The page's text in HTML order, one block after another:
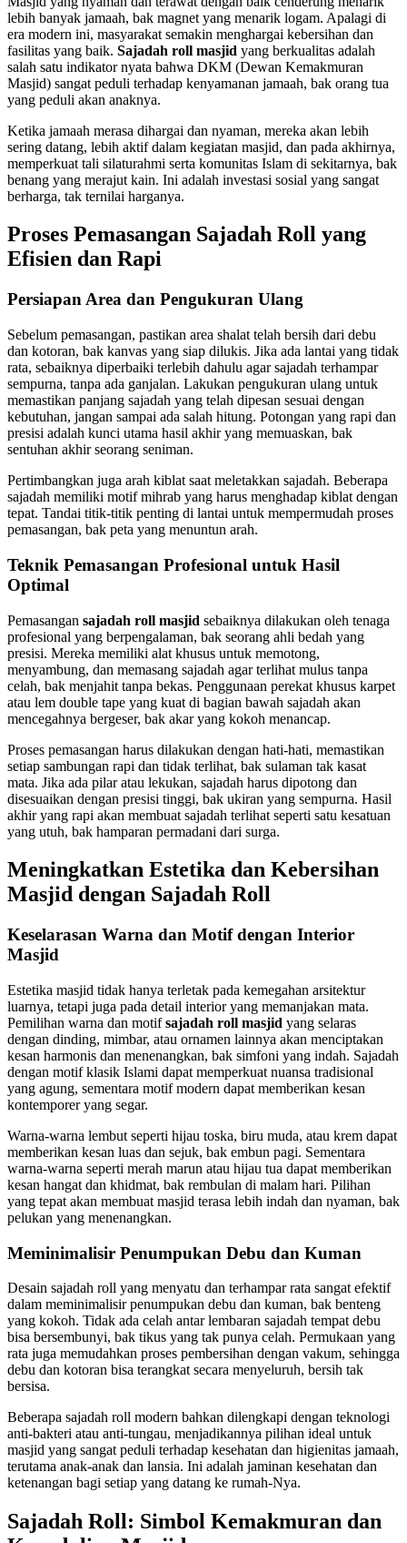
lebih banyak jamaah, bak magnet yang menarik logam. Apalagi di
era modern ini, masyarakat semakin menghargai kebersihan dan
fasilitas yang baik. Sajadah roll masjid yang berkualitas adalah
salah satu indikator nyata bahwa DKM (Dewan Kemakmuran
Masjid) sangat peduli terhadap kenyamanan jamaah, bak orang tua
yang peduli akan anaknya.
Ketika jamaah merasa dihargai dan nyaman, mereka akan lebih
sering datang, lebih aktif dalam kegiatan masjid, dan pada akhirnya,
memperkuat tali silaturahmi serta komunitas Islam di sekitarnya, bak
benang yang merajut kain. Ini adalah investasi sosial yang sangat
berharga, tak ternilai harganya.
Proses Pemasangan Sajadah Roll yang
Efisien dan Rapi
Persiapan Area dan Pengukuran Ulang
Sebelum pemasangan, pastikan area shalat telah bersih dari debu
dan kotoran, bak kanvas yang siap dilukis. Jika ada lantai yang tidak
rata, sebaiknya diperbaiki terlebih dahulu agar sajadah terhampar
sempurna, tanpa ada ganjalan. Lakukan pengukuran ulang untuk
memastikan panjang sajadah yang telah dipesan sesuai dengan
kebutuhan, jangan sampai ada salah hitung. Potongan yang rapi dan
presisi adalah kunci utama hasil akhir yang memuaskan, bak
sentuhan akhir seorang seniman.
Pertimbangkan juga arah kiblat saat meletakkan sajadah. Beberapa
sajadah memiliki motif mihrab yang harus menghadap kiblat dengan
tepat. Tandai titik-titik penting di lantai untuk mempermudah proses
pemasangan, bak peta yang menuntun arah.
Teknik Pemasangan Profesional untuk Hasil
Optimal
Pemasangan sajadah roll masjid sebaiknya dilakukan oleh tenaga
profesional yang berpengalaman, bak seorang ahli bedah yang
presisi. Mereka memiliki alat khusus untuk memotong,
menyambung, dan memasang sajadah agar terlihat mulus tanpa
celah, bak menjahit tanpa bekas. Penggunaan perekat khusus karpet
atau lem double tape yang kuat di bagian bawah sajadah akan
mencegahnya bergeser, bak akar yang kokoh menancap.
Proses pemasangan harus dilakukan dengan hati-hati, memastikan
setiap sambungan rapi dan tidak terlihat, bak sulaman tak kasat
mata. Jika ada pilar atau lekukan, sajadah harus dipotong dan
disesuaikan dengan presisi tinggi, bak ukiran yang sempurna. Hasil
akhir yang rapi akan membuat sajadah terlihat seperti satu kesatuan
yang utuh, bak hamparan permadani dari surga.
Meningkatkan Estetika dan Kebersihan
Masjid dengan Sajadah Roll
Keselarasan Warna dan Motif dengan Interior
Masjid
Estetika masjid tidak hanya terletak pada kemegahan arsitektur
luarnya, tetapi juga pada detail interior yang memanjakan mata.
Pemilihan warna dan motifsajadah roll masjid yang selaras
dengan dinding, mimbar, atau ornamen lainnya akan menciptakan
kesan harmonis dan menenangkan, bak simfoni yang indah. Sajadah
dengan motif klasik Islami dapat memperkuat nuansa tradisional
yang agung, sementara motif modern dapat memberikan kesan
kontemporer yang segar.
Warna-warna lembut seperti hijau toska, biru muda, atau krem dapat
memberikan kesan luas dan sejuk, bak embun pagi. Sementara
warna-warna seperti merah marun atau hijau tua dapat memberikan
kesan hangat dan khidmat, bak rembulan di malam hari. Pilihan
yang tepat akan membuat masjid terasa lebih indah dan nyaman, bak
pelukan yang menenangkan.
Meminimalisir Penumpukan Debu dan Kuman
Desain sajadah roll yang menyatu dan terhampar rata sangat efektif
dalam meminimalisir penumpukan debu dan kuman, bak benteng
yang kokoh. Tidak ada celah antar lembaran sajadah tempat debu
bisa bersembunyi, bak tikus yang tak punya celah. Permukaan yang
rata juga memudahkan proses pembersihan dengan vakum, sehingga
debu dan kotoran bisa terangkat secara menyeluruh, bersih tak
bersisa.
Beberapa sajadah roll modern bahkan dilengkapi dengan teknologi
anti-bakteri atau anti-tungau, menjadikannya pilihan ideal untuk
masjid yang sangat peduli terhadap kesehatan dan higienitas jamaah,
terutama anak-anak dan lansia. Ini adalah jaminan kesehatan dan
ketenangan bagi setiap yang datang ke rumah-Nya.
Sajadah Roll: Simbol Kemakmuran dan